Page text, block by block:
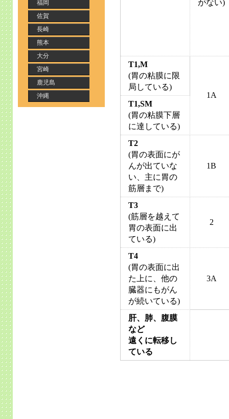
がない)
T1,M
(胃の粘膜に限
局している)
1A
T1,SM
(胃の粘膜下層
に達している)
T2
(胃の表面にが
んが出ていな
い、主に胃の
筋層まで)
1B
T3
(筋層を越えて
胃の表面に出
ている)
2
T4
(胃の表面に出
た上に、他の
臓器にもがん
が続いている)
3A
肝、肺、腹膜
など
遠くに転移し
ている
福岡
佐賀
長崎
熊本
大分
宮崎
鹿児島
沖縄